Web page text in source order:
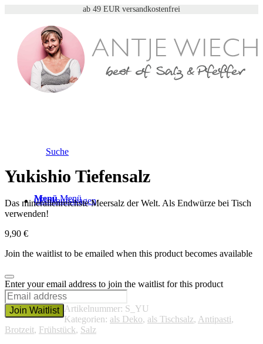
ab 49 EUR versandkostenfrei
Suche
Menü Menü
0Einkaufswagen
Yukishio Tiefensalz
Das mineralienreichste Meersalz der Welt. Als Endwürze bei Tisch
verwenden!
9,90 €
Join the waitlist to be emailed when this product becomes available
Dismiss
notification
Enter your email address to join the waitlist for this product
Join Waitlist Artikelnummer: S_YU
Kategorien: als Deko, als Tischsalz, Antipasti,
Brotzeit, Frühstück, Salz